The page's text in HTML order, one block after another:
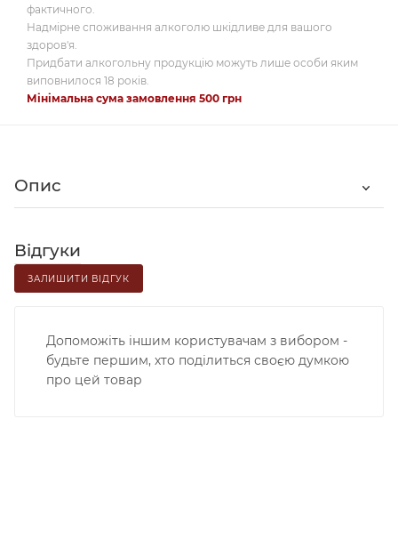
фактичного.
Надмірне споживання алкоголю шкідливе для вашого
здоров'я.
Придбати алкогольну продукцію можуть лише особи яким
виповнилося 18 років.
Мінімальна сума замовлення 500 грн
Опис
Відгуки
ЗАЛИШИТИ ВІДГУК
Допоможіть іншим користувачам з вибором -
будьте першим, хто поділиться своєю думкою
про цей товар